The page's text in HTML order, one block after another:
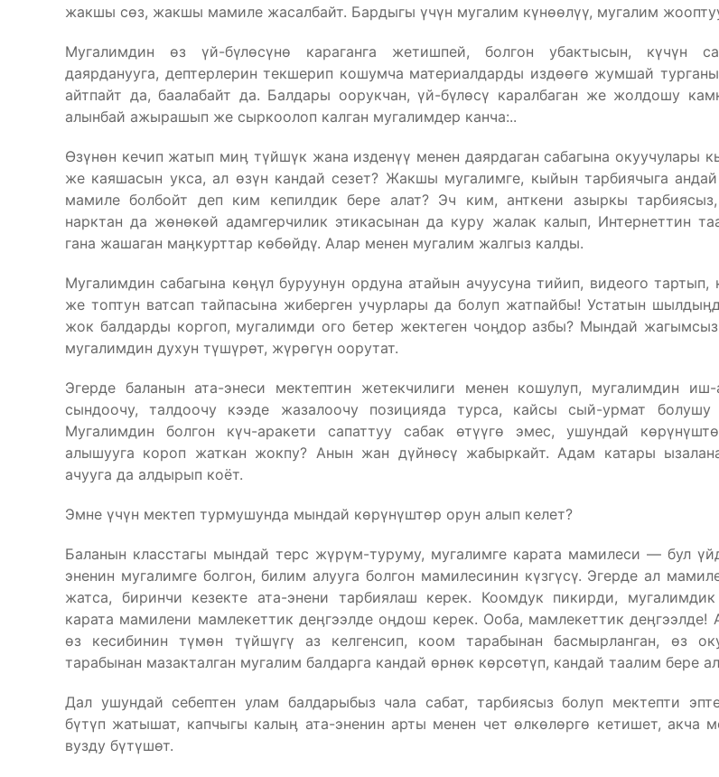
жакшы сөз, жакшы мамиле жасалбайт. Бардыгы үчүн мугалим күнөөлүү, мугалим
Мугалимдин өз үй-бүлөсүнө караганга жетишпей, болгон убактысын, күчүн
даярданууга, дептерлерин текшерип кошумча материалдарды издөөгө жумшай
айтпайт да, баалабайт да. Балдары оорукчан, үй-бүлөсү каралбаган же жолдошу
алынбай ажырашып же сыркоолоп калган мугалимдер канча:..
Өзүнөн кечип жатып миӊ түйшүк жана изденүү менен даярдаган сабагына окуучулары
же каяшасын укса, ал өзүн кандай сезет? Жакшы мугалимге, кыйын тарбиячыга
мамиле болбойт деп ким кепилдик бере алат? Эч ким, анткени азыркы тарбиясыз,
нарктан да жөнөкөй адамгерчилик этикасынан да куру жалак калып, Интернеттин
гана жашаган маӊкурттар көбөйдү. Алар менен мугалим жалгыз калды.
Мугалимдин сабагына көӊүл буруунун ордуна атайын ачуусуна тийип, видеого тартып,
же топтун ватсап тайпасына жиберген учурлары да болуп жатпайбы! Устатын
жок балдарды коргоп, мугалимди ого бетер жектеген чоӊдор азбы? Мындай
мугалимдин духун түшүрөт, жүрөгүн оорутат.
Эгерде баланын ата-энеси мектептин жетекчилиги менен кошулуп, мугалимдин иш-
сындоочу, талдоочу кээде жазалоочу позицияда турса, кайсы сый-урмат болушу
Мугалимдин болгон күч-аракети сапаттуу сабак өтүүгө эмес, ушундай
алышууга короп жаткан жокпу? Анын жан дүйнөсү жабыркайт. Адам катары
ачууга да алдырып коёт.
Эмне үчүн мектеп турмушунда мындай көрүнүштөр орун алып келет?
Баланын класстагы мындай терс жүрүм-туруму, мугалимге карата мамилеси — бул
эненин мугалимге болгон, билим алууга болгон мамилесинин күзгүсү. Эгерде ал
жатса, биринчи кезекте ата-энени тарбиялаш керек. Коомдук пикирди, мугалимдик
карата мамилени мамлекеттик деӊгээлде оӊдош керек. Ооба, мамлекеттик деӊгээлде!
өз кесибинин түмөн түйшүгү аз келгенсип, коом тарабынан басмырланган, өз
тарабынан мазакталган мугалим балдарга кандай өрнөк көрсөтүп, кандай таалим бере
Дал ушундай себептен улам балдарыбыз чала сабат, тарбиясыз болуп мектепти
бүтүп жатышат, капчыгы калыӊ ата-эненин арты менен чет өлкөлөргө кетишет, акча
вузду бүтүшөт.